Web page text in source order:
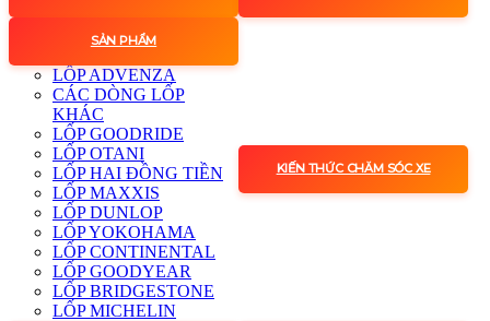
SẢN PHẨM
LỐP ADVENZA
CÁC DÒNG LỐP
KHÁC
LỐP GOODRIDE
LỐP OTANI
LỐP HAI ĐỒNG TIỀN
LỐP MAXXIS
LỐP DUNLOP
LỐP YOKOHAMA
LỐP CONTINENTAL
LỐP GOODYEAR
LỐP BRIDGESTONE
LỐP MICHELIN
KIẾN THỨC CHĂM SÓC XE